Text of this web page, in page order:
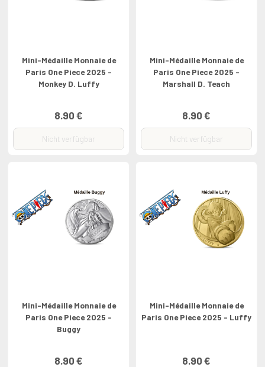
Mini-Médaille Monnaie de
Paris One Piece 2025 -
Monkey D. Luffy
8.90 €
Nicht verfügbar
Mini-Médaille Monnaie de
Paris One Piece 2025 -
Marshall D. Teach
8.90 €
Nicht verfügbar
Mini-Médaille Monnaie de
Paris One Piece 2025 -
Buggy
8.90 €
Mini-Médaille Monnaie de
Paris One Piece 2025 - Luffy
8.90 €